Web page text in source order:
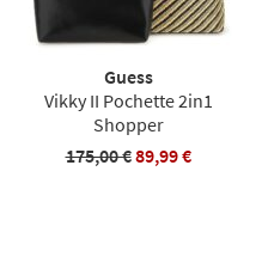
Guess
Vikky II Pochette 2in1
Shopper
175,00 €89,99 €